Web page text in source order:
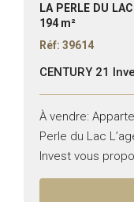
LA PERLE DU LAC
194 m²
Réf: 39614
CENTURY 21
À vendre:
Perle du Lac
Invest vous
S+3 neuf